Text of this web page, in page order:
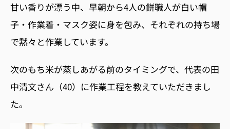
甘い香りが漂う中、早朝から4人の餅職人が白い帽
子・作業着・マスク姿に身を包み、それぞれの持ち場
で黙々と作業しています。
次のもち米が蒸しあがる前のタイミングで、代表の田
中清文さん（40）に作業工程を教えていただきまし
た。